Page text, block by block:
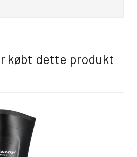
købt dette produkt